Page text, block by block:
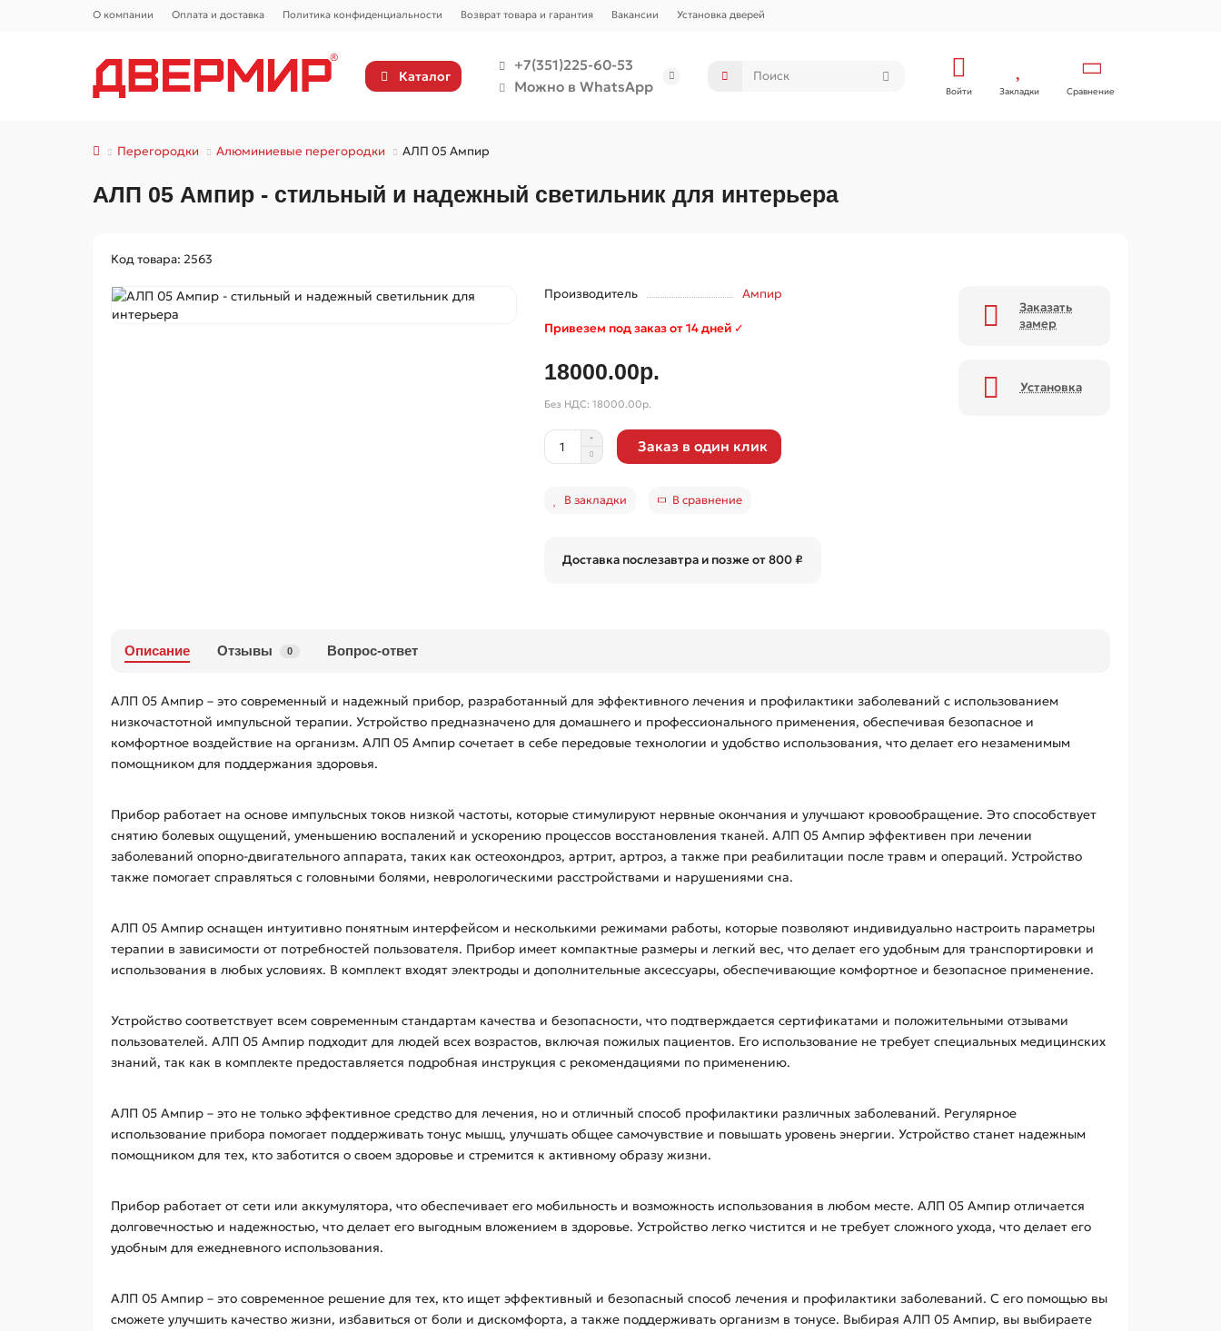
О компании Оплата и доставка Политика конфиденциальности Возврат товара и гарантия Вакансии Установка дверей
Каталог
+7(351)225-60-53
Можно в WhatsApp
Войти Закладки Сравнение
Перегородки Алюминиевые перегородки АЛП 05 Ампир
АЛП 05 Ампир - стильный и надежный светильник для интерьера
Код товара: 2563
Производитель Ампир
Привезем под заказ от 14 дней ✓
18000.00р.
Без НДС: 18000.00р.
Заказ в один клик
В закладки В сравнение
Доставка послезавтра и позже от 800 ₽
Заказать
замер
Установка
Описание Отзывы 0 Вопрос-ответ
АЛП 05 Ампир – это современный и надежный прибор, разработанный для эффективного лечения и профилактики заболеваний с использованием
низкочастотной импульсной терапии. Устройство предназначено для домашнего и профессионального применения, обеспечивая безопасное и
комфортное воздействие на организм. АЛП 05 Ампир сочетает в себе передовые технологии и удобство использования, что делает его незаменимым
помощником для поддержания здоровья.
Прибор работает на основе импульсных токов низкой частоты, которые стимулируют нервные окончания и улучшают кровообращение. Это способствует
снятию болевых ощущений, уменьшению воспалений и ускорению процессов восстановления тканей. АЛП 05 Ампир эффективен при лечении
заболеваний опорно-двигательного аппарата, таких как остеохондроз, артрит, артроз, а также при реабилитации после травм и операций. Устройство
также помогает справляться с головными болями, неврологическими расстройствами и нарушениями сна.
АЛП 05 Ампир оснащен интуитивно понятным интерфейсом и несколькими режимами работы, которые позволяют индивидуально настроить параметры
терапии в зависимости от потребностей пользователя. Прибор имеет компактные размеры и легкий вес, что делает его удобным для транспортировки и
использования в любых условиях. В комплект входят электроды и дополнительные аксессуары, обеспечивающие комфортное и безопасное применение.
Устройство соответствует всем современным стандартам качества и безопасности, что подтверждается сертификатами и положительными отзывами
пользователей. АЛП 05 Ампир подходит для людей всех возрастов, включая пожилых пациентов. Его использование не требует специальных медицинских
знаний, так как в комплекте предоставляется подробная инструкция с рекомендациями по применению.
АЛП 05 Ампир – это не только эффективное средство для лечения, но и отличный способ профилактики различных заболеваний. Регулярное
использование прибора помогает поддерживать тонус мышц, улучшать общее самочувствие и повышать уровень энергии. Устройство станет надежным
помощником для тех, кто заботится о своем здоровье и стремится к активному образу жизни.
Прибор работает от сети или аккумулятора, что обеспечивает его мобильность и возможность использования в любом месте. АЛП 05 Ампир отличается
долговечностью и надежностью, что делает его выгодным вложением в здоровье. Устройство легко чистится и не требует сложного ухода, что делает его
удобным для ежедневного использования.
АЛП 05 Ампир – это современное решение для тех, кто ищет эффективный и безопасный способ лечения и профилактики заболеваний. С его помощью вы
сможете улучшить качество жизни, избавиться от боли и дискомфорта, а также поддерживать организм в тонусе. Выбирая АЛП 05 Ампир, вы выбираете